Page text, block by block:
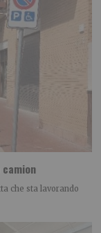
che sta lavorando